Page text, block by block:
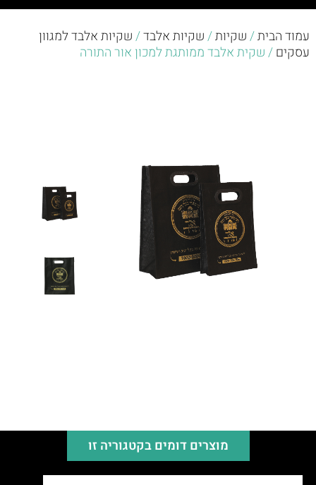
עמוד הבית/שקיות/שקיות אלבד/שקיות אלבד למגוון
עסקים/ שקית אלבד ממותגת למכון אור התורה
מוצרים דומים בקטגוריה זו